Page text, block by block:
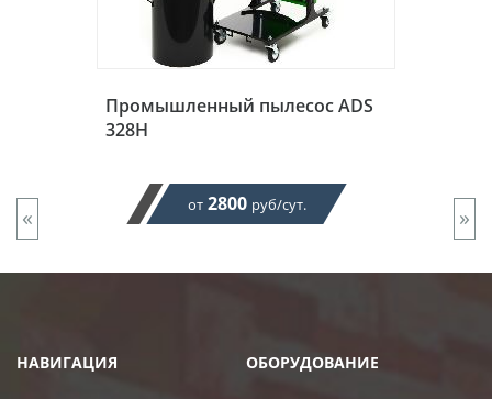
Промышленный пылесос ADS
328H
от 2800 руб/сут.
« »
НАВИГАЦИЯ ОБОРУДОВАНИЕ